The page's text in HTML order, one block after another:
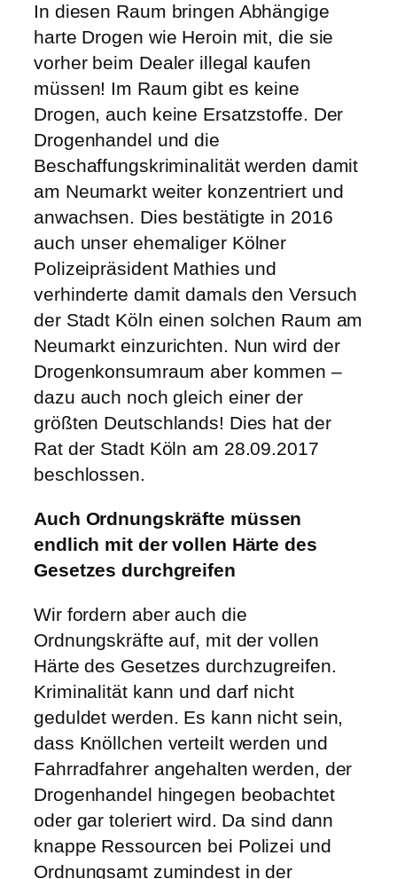
In diesen Raum bringen Abhängige
harte Drogen wie Heroin mit, die sie
vorher beim Dealer illegal kaufen
müssen! Im Raum gibt es keine
Drogen, auch keine Ersatzstoffe. Der
Drogenhandel und die
Beschaffungskriminalität werden damit
am Neumarkt weiter konzentriert und
anwachsen. Dies bestätigte in 2016
auch unser ehemaliger Kölner
Polizeipräsident Mathies und
verhinderte damit damals den Versuch
der Stadt Köln einen solchen Raum am
Neumarkt einzurichten. Nun wird der
Drogenkonsumraum aber kommen –
dazu auch noch gleich einer der
größten Deutschlands! Dies hat der
Rat der Stadt Köln am 28.09.2017
beschlossen.
Auch Ordnungskräfte müssen
endlich mit der vollen Härte des
Gesetzes durchgreifen
Wir fordern aber auch die
Ordnungskräfte auf, mit der vollen
Härte des Gesetzes durchzugreifen.
Kriminalität kann und darf nicht
geduldet werden. Es kann nicht sein,
dass Knöllchen verteilt werden und
Fahrradfahrer angehalten werden, der
Drogenhandel hingegen beobachtet
oder gar toleriert wird. Da sind dann
knappe Ressourcen bei Polizei und
Ordnungsamt zumindest in der